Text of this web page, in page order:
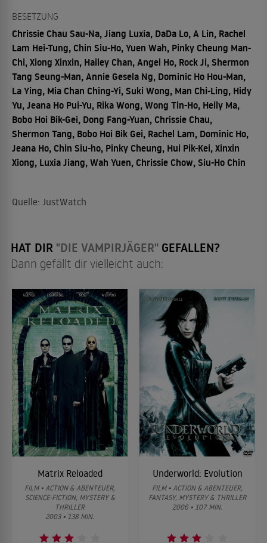
BESETZUNG
Chrissie Chau Sau-Na, Jiang Luxia, DaDa Lo, A Lin, Rachel
Lam Hei-Tung, Chin Siu-Ho, Yuen Wah, Pinky Cheung Man-
Chi, Xiong Xinxin, Hailey Chan, Angel Ho, Rock Ji, Shermon
Tang Seung-Man, Annie Gesela Ng, Dominic Ho Hou-Man,
La Ying, Mia Chan Ching-Yi, Suki Wong, Man Chi-Ling, Hidy
Yu, Jeana Ho Pui-Yu, Rika Wong, Wong Tin-Ho, Heily Ma,
Bobo Hoi Bik-Gei, Dong Fang-Yuan, Chrissie Chau,
Shermon Tang, Bobo Hoi Bik Gei, Rachel Lam, Dominic Ho,
Jeana Ho, Chin Siu-ho, Pinky Cheung, Hui Pik-Kei, Xinxin
Xiong, Luxia Jiang, Wah Yuen, Chrissie Chow, Siu-Ho Chin
Quelle: JustWatch
HAT DIR "DIE VAMPIRJÄGER" GEFALLEN?
Dann gefällt dir vielleicht auch:
Matrix Reloaded
FILM • ACTION & ABENTEUER,
SCIENCE-FICTION, MYSTERY &
THRILLER
2003 • 138 MIN.
Underworld: Evolution
FILM • ACTION & ABENTEUER,
FANTASY, MYSTERY & THRILLER
2006 • 107 MIN.